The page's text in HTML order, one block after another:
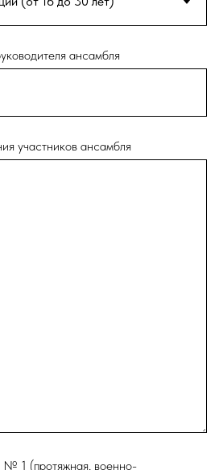
ансамбля
участников ансамбля
1 (протяжная, военно-